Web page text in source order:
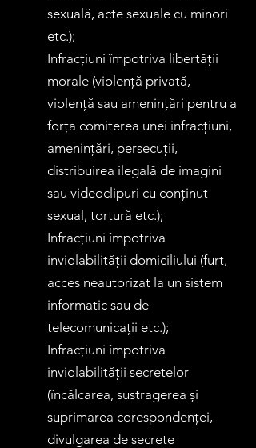
sexuală, acte sexuale cu minori
etc.);
Infracțiuni împotriva libertății
morale (violență privată,
violență sau amenințări pentru a
forța comiterea unei infracțiuni,
amenințări, persecuții,
distribuirea ilegală de imagini
sau videoclipuri cu conținut
sexual, tortură etc.);
Infracțiuni împotriva
inviolabilității domiciliului (furt,
acces neautorizat la un sistem
informatic sau de
telecomunicații etc.);
Infracțiuni împotriva
inviolabilității secretelor
(încălcarea, sustragerea și
suprimarea corespondenței,
divulgarea de secrete